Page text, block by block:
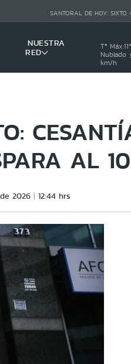
SANTORAL DE HOY: SIXTO,
NUESTRA
RED
Tª Máx:11º
Nublado
km/h
AL
2026 12:44 hrs